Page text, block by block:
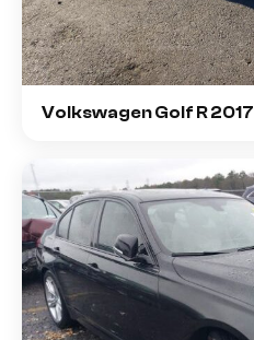
Volkswagen Golf R 2017